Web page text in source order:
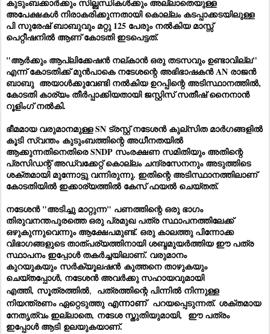
കുടുംബക്കാർക്കും സില്ബന്ധികൾക്കും അല്ലാതെയുള്ള
അപേക്ഷകൾ നിരാകരിക്കുന്നതായി കൊല്ലം കടപ്പാക്കടയിലുള്ള
പി സുരേഷ് ബാബുവും മറ്റു 125 പേരും നൽകിയ മാസ്സ്
പെറ്റീഷനിൽ ആണ് കോടതി ഇടപെട്ടത്.
"ആർക്കും ആപ്ലിക്കേഷൻ നല്കാൻ ഒരു തടസവും ഉണ്ടാവില്ല"
എന്ന് കോടതിക്ക് മുൻപാകെ നടേശന്റെ അഭിഭാഷകൻ AN രാജൻ
ബാബു അയാൾക്കുവേണ്ടി നൽകിയ ഉറപ്പിന്റെ അടിസ്ഥാനത്തിൽ,
കോടതി കാര്യം തീർപ്പാക്കിയതായി ജസ്റ്റിസ് സതീഷ് നൈനാൻ
റൂളിംഗ് നൽകി.
ഭീമമായ വരുമാനമുള്ള SN ട്രസ്റ്റ് നടേശൻ കുല്സിത മാർഗങ്ങളിൽ
കൂടി സ്വന്തംകുടുംബത്തിന്റെ അധീനതയിൽ
ആക്കുന്നതിനെതിരെ SNDP സംരക്ഷണ സമിതിയും അതിന്റെ
പ്രസിഡന്റ് അഡ്വക്കേറ്റ് കൊല്ലം ചന്ദ്രസേനനും അടുത്തിടെ
ശക്തമായി മുന്നോട്ടു വന്നിരുന്നു. ഇതിന്റെ അടിസ്ഥാനത്തിലാണ്
കോടതിയിൽ ഇക്കാര്യത്തിൽ കേസ് ഫയൽ ചെയ്തത്.
നടേശൻ "അടിച്ചു മാറ്റുന്ന" പണത്തിന്റെ ഒരു ഭാഗം
തിരുവനന്തപുരത്തെ ഒരു പ്രമുഖ പത്ര സ്ഥാപനത്തിലേക്ക്
ഒഴുകുന്നുവെന്നും ആക്ഷേപമുണ്ട്. ഒരു കാലത്തു പിന്നോക്ക
വിഭാഗങ്ങളുടെ താത്പര്യത്തിനായി ശബ്ദമുയർത്തിയ ഈ പത്ര
സ്ഥാപനം ഇപ്പോൾ തകർച്ചയിലാണ്. വരുമാനം
കുറയുകയും സർക്യൂലഷൻകുത്തനെ താഴുകയും
ചെയ്തപ്പോൾ, നടേശൻ അവർക്കു സഹായവുമായി
എത്തി, സൂത്രത്തിൽ, പത്രത്തിന്റെ പിന്നിൽ നിന്നുള്ള
നിയന്ത്രണം ഏറ്റെടുത്തു എന്നാണ്പറയപ്പെടുന്നത്. ശക്തമായ
നേതൃത്വം ഇല്ലാതെ, നടേശ സ്തുതിയുമായി, ഈ പത്രം
ഇപ്പോൾ ആടി ഉലയുകയാണ്.